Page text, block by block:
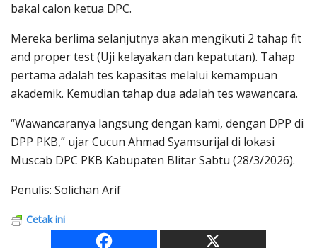
bakal calon ketua DPC.
Mereka berlima selanjutnya akan mengikuti 2 tahap fit
and proper test (Uji kelayakan dan kepatutan). Tahap
pertama adalah tes kapasitas melalui kemampuan
akademik. Kemudian tahap dua adalah tes wawancara.
“Wawancaranya langsung dengan kami, dengan DPP di
DPP PKB,” ujar Cucun Ahmad Syamsurijal di lokasi
Muscab DPC PKB Kabupaten Blitar Sabtu (28/3/2026).
Penulis: Solichan Arif
Cetak ini